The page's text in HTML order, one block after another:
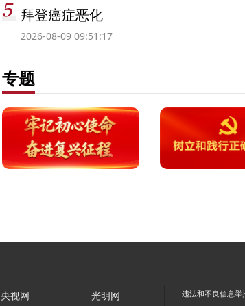
拜登癌症恶化
2026-08-09 09:51:17
专题
央视网 光明网 违法和不良信息举